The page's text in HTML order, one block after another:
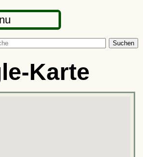
Suchen
Karte